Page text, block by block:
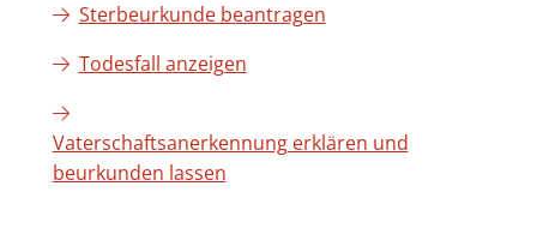
Sterbeurkunde beantragen
Todesfall anzeigen
Vaterschaftsanerkennung erklären und
beurkunden lassen